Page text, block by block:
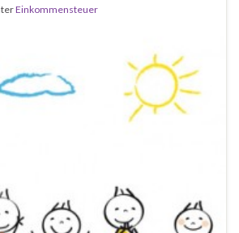
Einkommensteuer